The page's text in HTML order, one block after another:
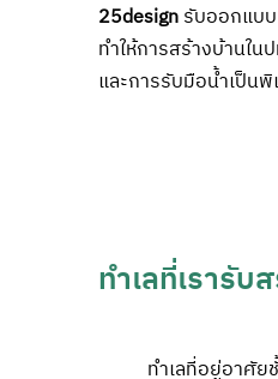
25designรับออกแบบ
ทำให้การสร้างบ้านใ
และการรับมือน้ำเป็น
ทำเลที่เรารับ
ทำเลที่อยู่อาศัย